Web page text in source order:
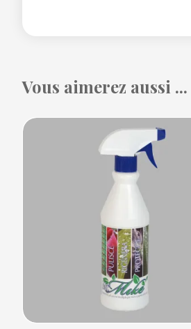
Vous aimerez aussi ...